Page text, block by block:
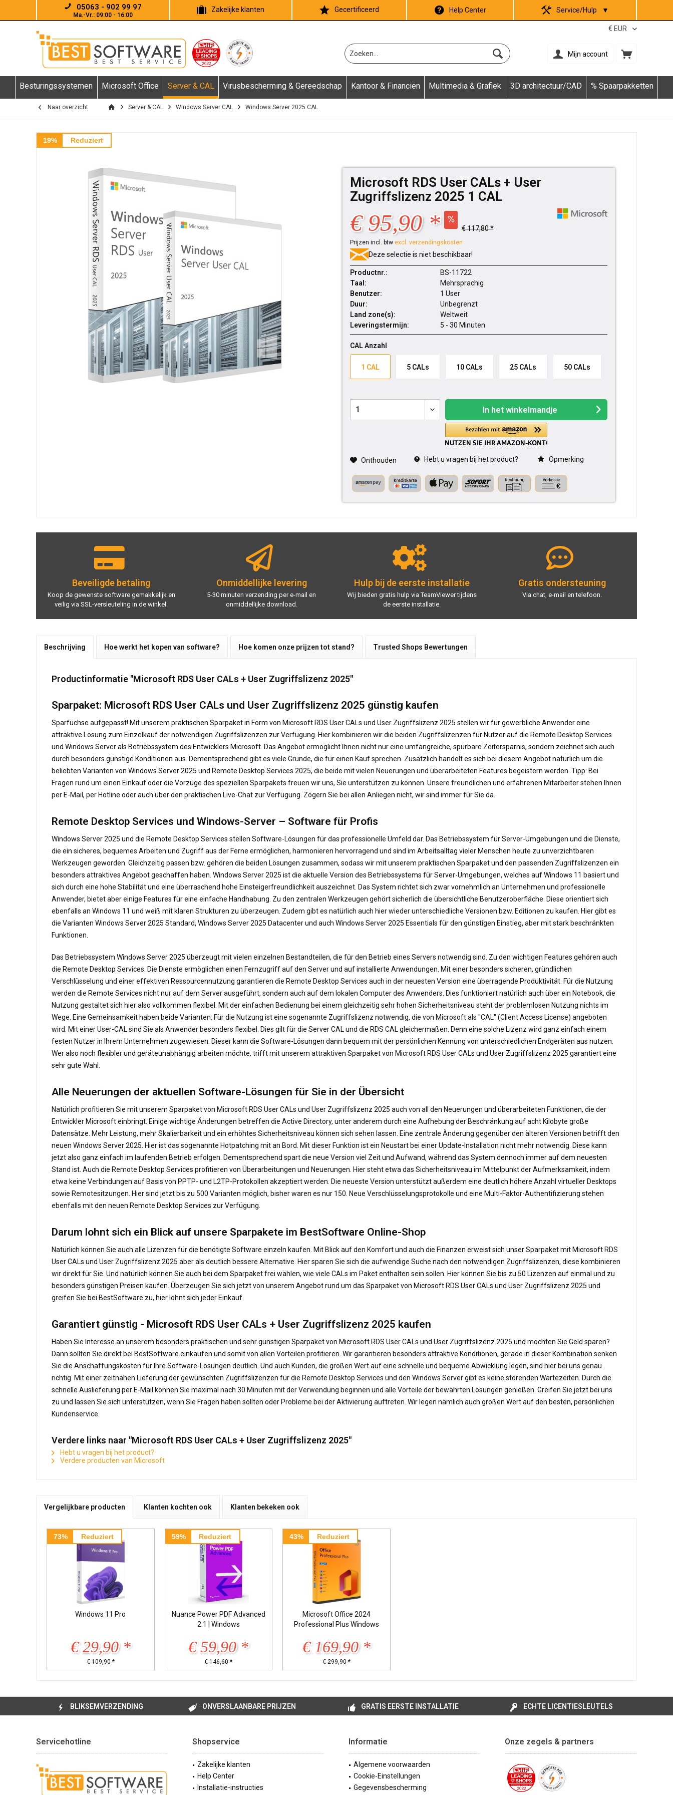
05063 - 902 99 97
Ma.-Vr.: 09:00 - 16:00
Zakelijke klanten Gecertificeerd Help Center Service/Hulp ▼
Mijn account
Besturingssystemen Microsoft Office Server & CAL Virusbescherming & Gereedschap Kantoor & Financiën Multimedia & Grafiek 3D architectuur/CAD % Spaarpakketten
Naar overzicht Server & CAL Windows Server CAL Windows Server 2025 CAL
19% Reduziert
Microsoft RDS User CALs + User
Zugriffslizenz 2025 1 CAL
€ 95,90 * € 117,80 *
Prijzen incl. btw excl. verzendingskosten
Deze selectie is niet beschikbaar!
Productnr.:
BS-11722
Taal:
Mehrsprachig
Benutzer:
1 User
Duur:
Unbegrenzt
Land zone(s):
Weltweit
Leveringstermijn:
5 - 30 Minuten
CAL Anzahl
1 CAL 5 CALs 10 CALs 25 CALs 50 CALs
In het winkelmandje
Onthouden Hebt u vragen bij het product? Opmerking
Beveiligde betaling
Koop de gewenste software gemakkelijk en
veilig via SSL-versleuteling in de winkel.
Onmiddellijke levering
5-30 minuten verzending per e-mail en
onmiddellijke download.
Hulp bij de eerste installatie
Wij bieden gratis hulp via TeamViewer tijdens
de eerste installatie.
Gratis ondersteuning
Via chat, e-mail en telefoon.
Beschrijving Hoe werkt het kopen van software? Hoe komen onze prijzen tot stand? Trusted Shops Bewertungen
Productinformatie "Microsoft RDS User CALs + User Zugriffslizenz 2025"
Sparpaket: Microsoft RDS User CALs und User Zugriffslizenz 2025 günstig kaufen
Sparfüchse aufgepasst! Mit unserem praktischen Sparpaket in Form von Microsoft RDS User CALs und User Zugriffslizenz 2025 stellen wir für gewerbliche Anwender eine
attraktive Lösung zum Einzelkauf der notwendigen Zugriffslizenzen zur Verfügung. Hier kombinieren wir die beiden Zugriffslizenzen für Nutzer auf die Remote Desktop Services
und Windows Server als Betriebssystem des Entwicklers Microsoft. Das Angebot ermöglicht Ihnen nicht nur eine umfangreiche, spürbare Zeitersparnis, sondern zeichnet sich auch
durch besonders günstige Konditionen aus. Dementsprechend gibt es viele Gründe, die für einen Kauf sprechen. Zusätzlich handelt es sich bei diesem Angebot natürlich um die
beliebten Varianten von Windows Server 2025 und Remote Desktop Services 2025, die beide mit vielen Neuerungen und überarbeiteten Features begeistern werden. Tipp: Bei
Fragen rund um einen Einkauf oder die Vorzüge des speziellen Sparpakets freuen wir uns, Sie unterstützen zu können. Unsere freundlichen und erfahrenen Mitarbeiter stehen Ihnen
per E-Mail, per Hotline oder auch über den praktischen Live-Chat zur Verfügung. Zögern Sie bei allen Anliegen nicht, wir sind immer für Sie da.
Remote Desktop Services und Windows-Server – Software für Profis
Windows Server 2025 und die Remote Desktop Services stellen Software-Lösungen für das professionelle Umfeld dar. Das Betriebssystem für Server-Umgebungen und die Dienste,
die ein sicheres, bequemes Arbeiten und Zugriff aus der Ferne ermöglichen, harmonieren hervorragend und sind im Arbeitsalltag vieler Menschen heute zu unverzichtbaren
Werkzeugen geworden. Gleichzeitig passen bzw. gehören die beiden Lösungen zusammen, sodass wir mit unserem praktischen Sparpaket und den passenden Zugriffslizenzen ein
besonders attraktives Angebot geschaffen haben. Windows Server 2025 ist die aktuelle Version des Betriebssystems für Server-Umgebungen, welches auf Windows 11 basiert und
sich durch eine hohe Stabilität und eine überraschend hohe Einsteigerfreundlichkeit auszeichnet. Das System richtet sich zwar vornehmlich an Unternehmen und professionelle
Anwender, bietet aber einige Features für eine einfache Handhabung. Zu den zentralen Werkzeugen gehört sicherlich die übersichtliche Benutzeroberfläche. Diese orientiert sich
ebenfalls an Windows 11 und weiß mit klaren Strukturen zu überzeugen. Zudem gibt es natürlich auch hier wieder unterschiedliche Versionen bzw. Editionen zu kaufen. Hier gibt es
die Varianten Windows Server 2025 Standard, Windows Server 2025 Datacenter und auch Windows Server 2025 Essentials für den günstigen Einstieg, aber mit stark beschränkten
Funktionen.
Das Betriebssystem Windows Server 2025 überzeugt mit vielen einzelnen Bestandteilen, die für den Betrieb eines Servers notwendig sind. Zu den wichtigen Features gehören auch
die Remote Desktop Services. Die Dienste ermöglichen einen Fernzugriff auf den Server und auf installierte Anwendungen. Mit einer besonders sicheren, gründlichen
Verschlüsselung und einer effektiven Ressourcennutzung garantieren die Remote Desktop Services auch in der neuesten Version eine überragende Produktivität. Für die Nutzung
werden die Remote Services nicht nur auf dem Server ausgeführt, sondern auch auf dem lokalen Computer des Anwenders. Dies funktioniert natürlich auch über ein Notebook, die
Nutzung gestaltet sich hier also vollkommen flexibel. Mit der einfachen Bedienung bei einem gleichzeitig sehr hohen Sicherheitsniveau steht der problemlosen Nutzung nichts im
Wege. Eine Gemeinsamkeit haben beide Varianten: Für die Nutzung ist eine sogenannte Zugriffslizenz notwendig, die von Microsoft als "CAL" (Client Access License) angeboten
wird. Mit einer User-CAL sind Sie als Anwender besonders flexibel. Dies gilt für die Server CAL und die RDS CAL gleichermaßen. Denn eine solche Lizenz wird ganz einfach einem
festen Nutzer in Ihrem Unternehmen zugewiesen. Dieser kann die Software-Lösungen dann bequem mit der persönlichen Kennung von unterschiedlichen Endgeräten aus nutzen.
Wer also noch flexibler und geräteunabhängig arbeiten möchte, trifft mit unserem attraktiven Sparpaket von Microsoft RDS User CALs und User Zugriffslizenz 2025 garantiert eine
sehr gute Wahl.
Alle Neuerungen der aktuellen Software-Lösungen für Sie in der Übersicht
Natürlich profitieren Sie mit unserem Sparpaket von Microsoft RDS User CALs und User Zugriffslizenz 2025 auch von all den Neuerungen und überarbeiteten Funktionen, die der
Entwickler Microsoft einbringt. Einige wichtige Änderungen betreffen die Active Directory, unter anderem durch eine Aufhebung der Beschränkung auf acht Kilobyte große
Datensätze. Mehr Leistung, mehr Skalierbarkeit und ein erhöhtes Sicherheitsniveau können sich sehen lassen. Eine zentrale Änderung gegenüber den älteren Versionen betrifft den
neuen Windows Server 2025. Hier ist das sogenannte Hotpatching mit an Bord. Mit dieser Funktion ist ein Neustart bei einer Update-Installation nicht mehr notwendig. Diese kann
jetzt also ganz einfach im laufenden Betrieb erfolgen. Dementsprechend spart die neue Version viel Zeit und Aufwand, während das System dennoch immer auf dem neuesten
Stand ist. Auch die Remote Desktop Services profitieren von Überarbeitungen und Neuerungen. Hier steht etwa das Sicherheitsniveau im Mittelpunkt der Aufmerksamkeit, indem
etwa keine Verbindungen auf Basis von PPTP- und L2TP-Protokollen akzeptiert werden. Die neueste Version unterstützt außerdem eine deutlich höhere Anzahl virtueller Desktops
sowie Remotesitzungen. Hier sind jetzt bis zu 500 Varianten möglich, bisher waren es nur 150. Neue Verschlüsselungsprotokolle und eine Multi-Faktor-Authentifizierung stehen
ebenfalls mit den neuen Remote Desktop Services zur Verfügung.
Darum lohnt sich ein Blick auf unsere Sparpakete im BestSoftware Online-Shop
Natürlich können Sie auch alle Lizenzen für die benötigte Software einzeln kaufen. Mit Blick auf den Komfort und auch die Finanzen erweist sich unser Sparpaket mit Microsoft RDS
User CALs und User Zugriffslizenz 2025 aber als deutlich bessere Alternative. Hier sparen Sie sich die aufwendige Suche nach den notwendigen Zugriffslizenzen, diese kombinieren
wir direkt für Sie. Und natürlich können Sie auch bei dem Sparpaket frei wählen, wie viele CALs im Paket enthalten sein sollen. Hier können Sie bis zu 50 Lizenzen auf einmal und zu
besonders günstigen Preisen kaufen. Überzeugen Sie sich jetzt von unserem Angebot rund um das Sparpaket von Microsoft RDS User CALs und User Zugriffslizenz 2025 und
greifen Sie bei BestSoftware zu, hier lohnt sich jeder Einkauf.
Garantiert günstig - Microsoft RDS User CALs + User Zugriffslizenz 2025 kaufen
Haben Sie Interesse an unserem besonders praktischen und sehr günstigen Sparpaket von Microsoft RDS User CALs und User Zugriffslizenz 2025 und möchten Sie Geld sparen?
Dann sollten Sie direkt bei BestSoftware einkaufen und somit von allen Vorteilen profitieren. Wir garantieren besonders attraktive Konditionen, gerade in dieser Kombination senken
Sie die Anschaffungskosten für Ihre Software-Lösungen deutlich. Und auch Kunden, die großen Wert auf eine schnelle und bequeme Abwicklung legen, sind hier bei uns genau
richtig. Mit einer zeitnahen Lieferung der gewünschten Zugriffslizenzen für die Remote Desktop Services und den Windows Server gibt es keine störenden Wartezeiten. Durch die
schnelle Auslieferung per E-Mail können Sie maximal nach 30 Minuten mit der Verwendung beginnen und alle Vorteile der bewährten Lösungen genießen. Greifen Sie jetzt bei uns
zu und lassen Sie sich unterstützen, wenn Sie Fragen haben sollten oder Probleme bei der Aktivierung auftreten. Wir legen nämlich auch großen Wert auf den besten, persönlichen
Kundenservice.
Verdere links naar "Microsoft RDS User CALs + User Zugriffslizenz 2025"
Hebt u vragen bij het product?
Verdere producten van Microsoft
Vergelijkbare producten Klanten kochten ook Klanten bekeken ook
73% Reduziert
Windows 11 Pro
€ 29,90 *
€ 109,90 *
59% Reduziert
Nuance Power PDF Advanced
2.1 | Windows
€ 59,90 *
€ 146,60 *
43% Reduziert
Microsoft Office 2024
Professional Plus Windows
€ 169,90 *
€ 299,90 *
BLIKSEMVERZENDING ONVERSLAANBARE PRIJZEN GRATIS EERSTE INSTALLATIE ECHTE LICENTIESLEUTELS
Servicehotline Shopservice
Zakelijke klanten
Help Center
Installatie-instructies
Informatie
Algemene voorwaarden
Cookie-Einstellungen
Gegevensbescherming
Onze zegels & partners